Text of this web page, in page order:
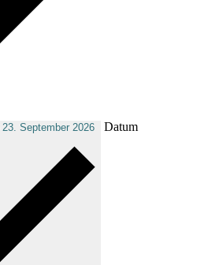
23. September 2026 Datum